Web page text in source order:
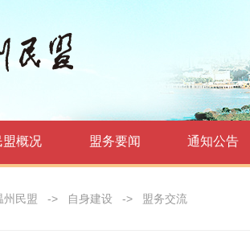
盟概况 盟务要闻 通知公告
州民盟 -> 自身建设 -> 盟务交流